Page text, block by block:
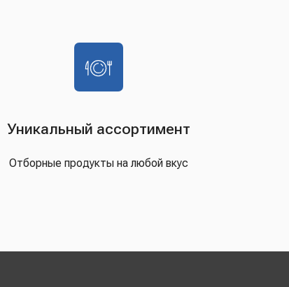
Уникальный ассортимент
Отборные продукты на любой вкус